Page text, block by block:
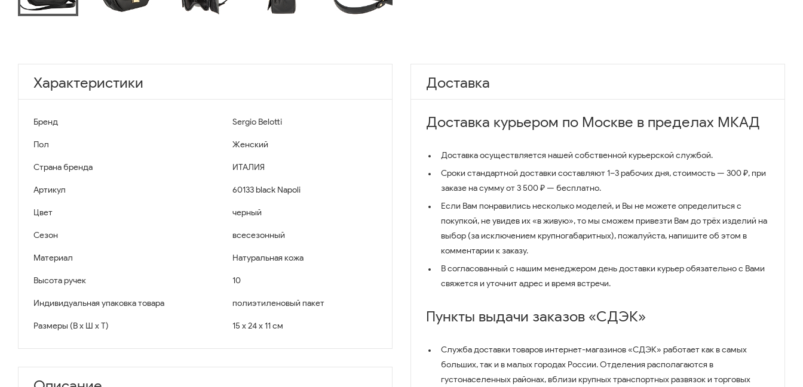
Характеристики
Бренд Sergio Belotti
Пол Женский
Страна бренда ИТАЛИЯ
Артикул 60133 black Napoli
Цвет черный
Сезон всесезонный
Материал Натуральная кожа
Высота ручек 10
Индивидуальная упаковка товара полиэтиленовый пакет
Размеры (В x Ш x Т) 15 x 24 x 11 см
Доставка
Доставка курьером по Москве в пределах МКАД
Доставка осуществляется нашей собственной курьерской службой.
Сроки стандартной доставки составляют 1–3 рабочих дня, стоимость — 300 ₽, при
заказе на сумму от 3 500 ₽ — бесплатно.
Если Вам понравились несколько моделей, и Вы не можете определиться с
покупкой, не увидев их «в живую», то мы сможем привезти Вам до трёх изделий на
выбор (за исключением крупногабаритных), пожалуйста, напишите об этом в
комментарии к заказу.
В согласованный с нашим менеджером день доставки курьер обязательно с Вами
свяжется и уточнит адрес и время встречи.
Пункты выдачи заказов «СДЭК»
Служба доставки товаров интернет-магазинов «СДЭК» работает как в самых
больших, так и в малых городах России. Отделения располагаются в
густонаселенных районах, вблизи крупных транспортных развязок и торговых